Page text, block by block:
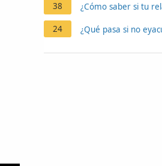
38 ¿Cómo saber si tu
24 ¿Qué pasa si no